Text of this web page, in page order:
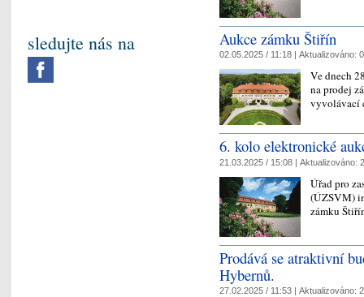
Aukce zámku Štiřín
02.05.2025 / 11:18 | Aktualizováno:
Ve dnech
na prodej
vyvolávací
6. kolo elektronické
21.03.2025 / 15:08 | Aktualizováno:
Úřad pro
(ÚZSVM)
zámku
Prodává se atraktivní
Hybernů.
27.02.2025 / 11:53 | Aktualizováno:
sledujte nás na